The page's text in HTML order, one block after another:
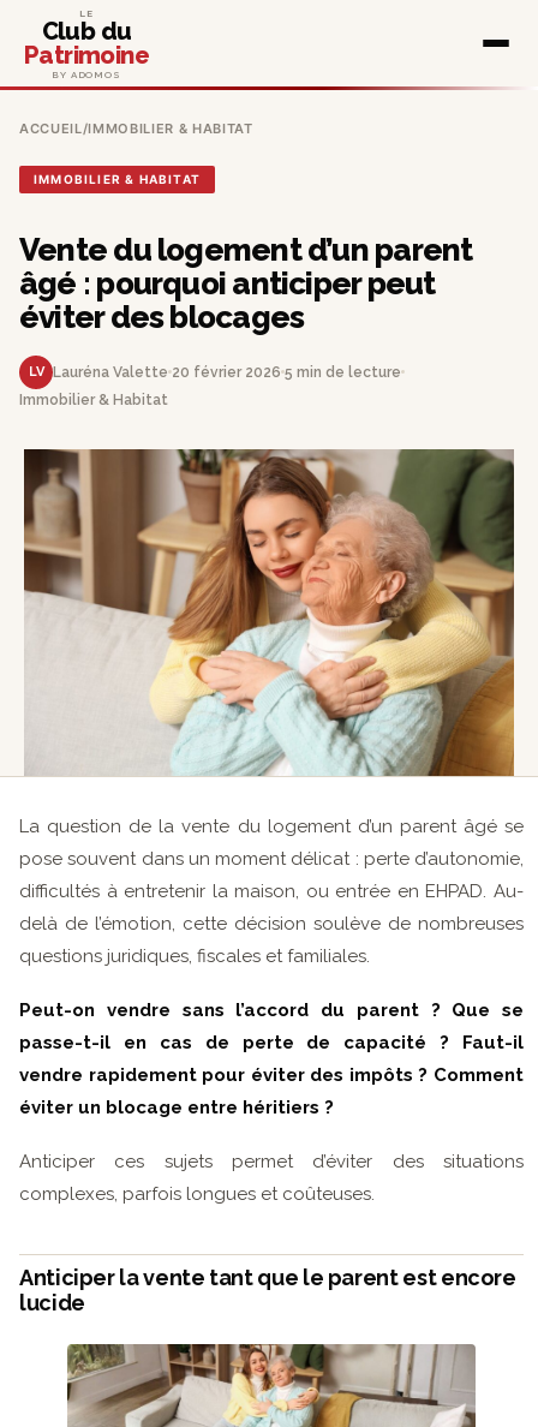
LE
Club du
Patrimoine
BY ADOMOS
ACCUEIL/IMMOBILIER & HABITAT
IMMOBILIER & HABITAT
Vente du logement d’un parent
âgé : pourquoi anticiper peut
éviter des blocages
LV Lauréna Valette 20 février 2026 5 min de lecture
Immobilier & Habitat
La question de la vente du logement d’un parent âgé se
pose souvent dans un moment délicat : perte d’autonomie,
difficultés à entretenir la maison, ou entrée en EHPAD. Au-
delà de l’émotion, cette décision soulève de nombreuses
questions juridiques, fiscales et familiales.
Peut-on vendre sans l’accord du parent ? Que se
passe-t-il en cas de perte de capacité ? Faut-il
vendre rapidement pour éviter des impôts ? Comment
éviter un blocage entre héritiers ?
Anticiper ces sujets permet d’éviter des situations
complexes, parfois longues et coûteuses.
Anticiper la vente tant que le parent est encore
lucide